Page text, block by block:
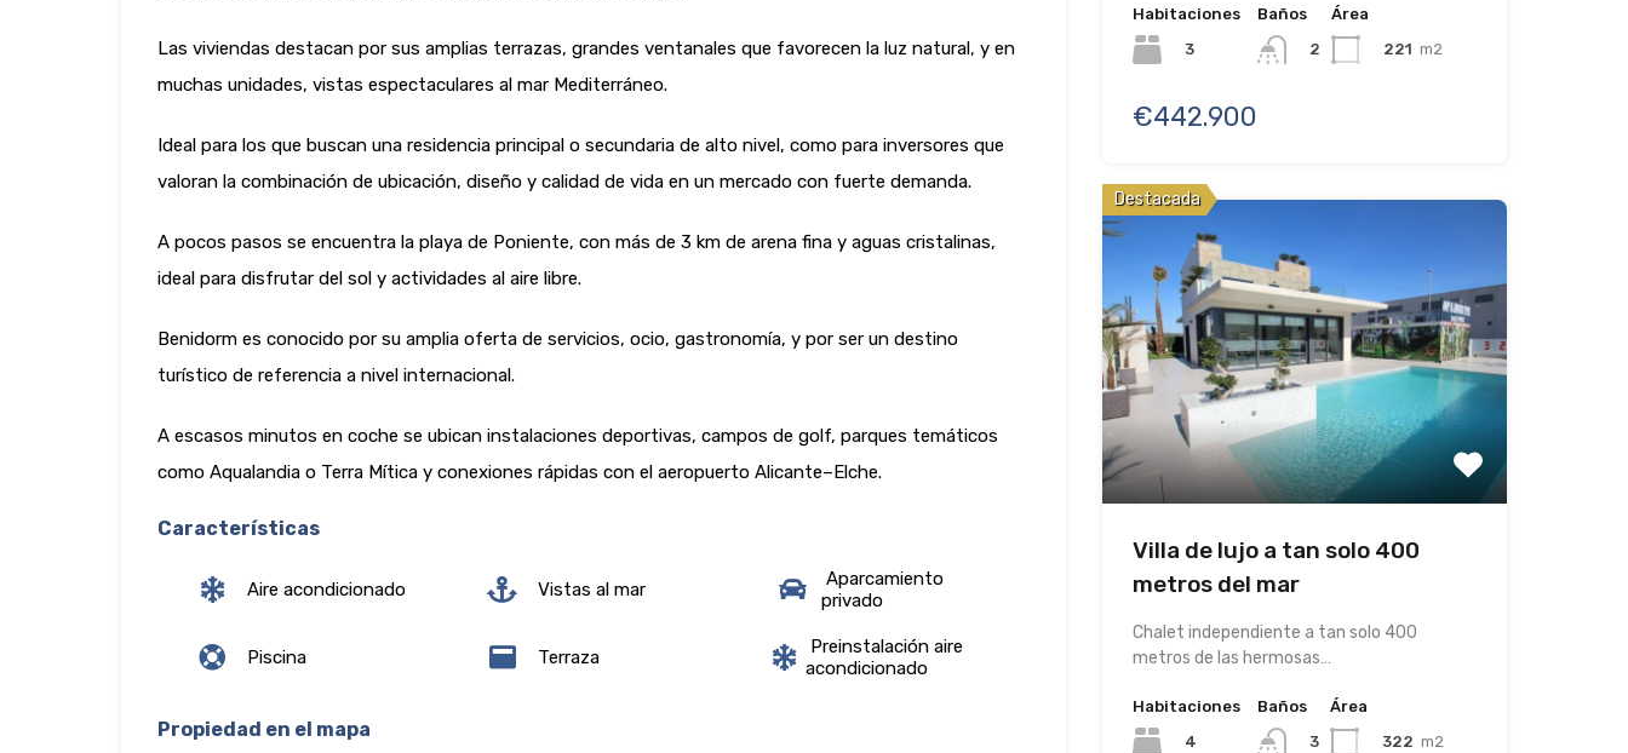
Las viviendas destacan por sus amplias terrazas, grandes ventanales que favorecen la luz natural, y en
muchas unidades, vistas espectaculares al mar Mediterráneo.
Ideal para los que buscan una residencia principal o secundaria de alto nivel, como para inversores que
valoran la combinación de ubicación, diseño y calidad de vida en un mercado con fuerte demanda.
A pocos pasos se encuentra la playa de Poniente, con más de 3 km de arena fina y aguas cristalinas,
ideal para disfrutar del sol y actividades al aire libre.
Benidorm es conocido por su amplia oferta de servicios, ocio, gastronomía, y por ser un destino
turístico de referencia a nivel internacional.
A escasos minutos en coche se ubican instalaciones deportivas, campos de golf, parques temáticos
como Aqualandia o Terra Mítica y conexiones rápidas con el aeropuerto Alicante–Elche.
Características
Aire acondicionado Vistas al mar
Aparcamiento
privado
Piscina Terraza
Preinstalación aire
acondicionado
Propiedad en el mapa
Habitaciones
3
Baños
2
Área
221 m2
€442.900
Destacada
Villa de lujo a tan solo 400
metros del mar
Chalet independiente a tan solo 400
metros de las hermosas…
Habitaciones
4
Baños
3
Área
322 m2